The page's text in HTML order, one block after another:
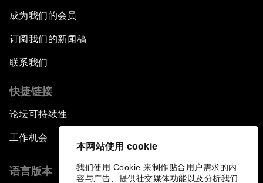
本网站使用 cookie
我们使用 Cookie 来制作贴合用户需求的内
容与广告、提供社交媒体功能以及分析我们
成为我们的会员
订阅我们的新闻稿
联系我们
快捷链接
论坛可持续性
工作机会
语言版本